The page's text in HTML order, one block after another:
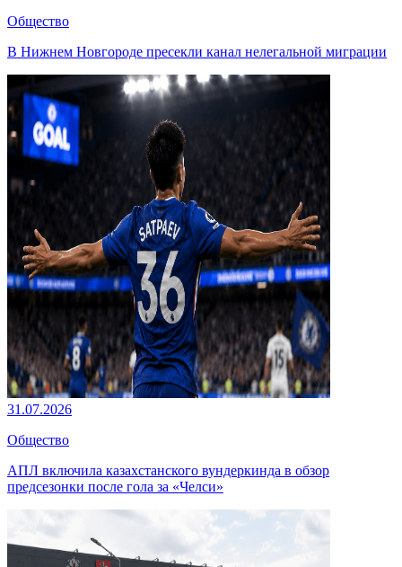
Общество
В Нижнем Новгороде пресекли канал нелегальной миграции
31.07.2026
Общество
АПЛ включила казахстанского вундеркинда в обзор
предсезонки после гола за «Челси»